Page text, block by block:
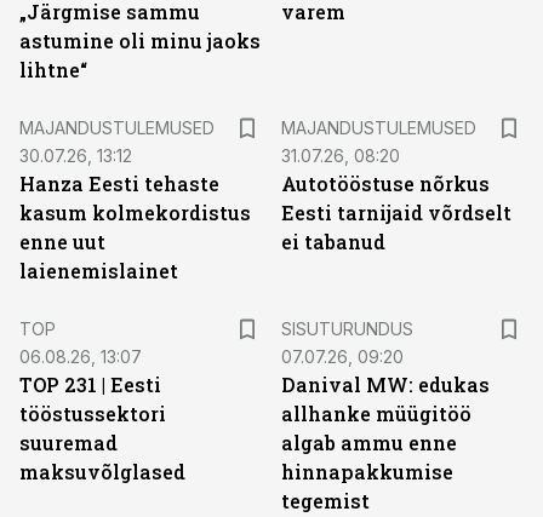
„Järgmise sammu
astumine oli minu jaoks
lihtne“
varem
MAJANDUSTULEMUSED
30.07.26, 13:12
Hanza Eesti tehaste
kasum kolmekordistus
enne uut
laienemislainet
MAJANDUSTULEMUSED
31.07.26, 08:20
Autotööstuse nõrkus
Eesti tarnijaid võrdselt
ei tabanud
TOP
06.08.26, 13:07
TOP 231 | Eesti
tööstussektori
suuremad
maksuvõlglased
SISUTURUNDUS
07.07.26, 09:20
Danival MW: edukas
allhanke müügitöö
algab ammu enne
hinnapakkumise
tegemist